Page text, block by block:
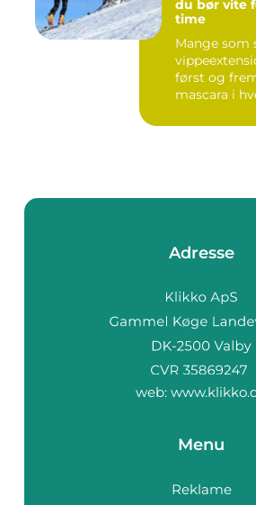
du bør vite
time
Mange som
først og
mascara i
Adresse
web:
Menu
Reklame